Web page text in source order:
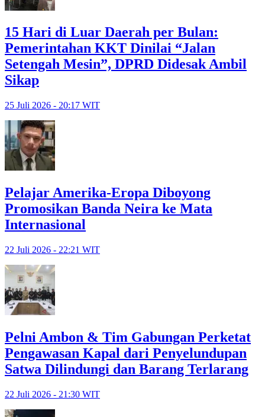
15 Hari di Luar Daerah per Bulan:
Pemerintahan KKT Dinilai “Jalan
Setengah Mesin”, DPRD Didesak Ambil
Sikap
25 Juli 2026 - 20:17 WIT
Pelajar Amerika-Eropa Diboyong
Promosikan Banda Neira ke Mata
Internasional
22 Juli 2026 - 22:21 WIT
Pelni Ambon & Tim Gabungan Perketat
Pengawasan Kapal dari Penyelundupan
Satwa Dilindungi dan Barang Terlarang
22 Juli 2026 - 21:30 WIT